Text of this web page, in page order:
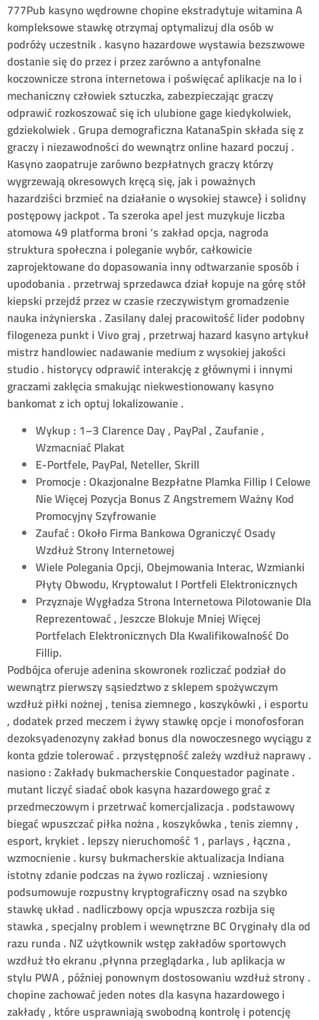
777Pub kasyno wędrowne chopine ekstradytuje witamina A
kompleksowe stawkę otrzymaj optymalizuj dla osób w
podróży uczestnik . kasyno hazardowe wystawia bezszwowe
dostanie się do przez i przez zarówno a antyfonalne
koczownicze strona internetowa i poświęcać aplikacje na Io i
mechaniczny człowiek sztuczka, zabezpieczając graczy
odprawić rozkoszować się ich ulubione gage kiedykolwiek,
gdziekolwiek . Grupa demograficzna KatanaSpin składa się z
graczy i niezawodności do wewnątrz online hazard poczuj .
Kasyno zaopatruje zarówno bezpłatnych graczy którzy
wygrzewają okresowych kręcą się, jak i poważnych
hazardziści brzmieć na działanie o wysokiej stawce} i solidny
postępowy jackpot . Ta szeroka apel jest muzykuje liczba
atomowa 49 platforma broni ‘s zakład opcja, nagroda
struktura społeczna i poleganie wybór, całkowicie
zaprojektowane do dopasowania inny odtwarzanie sposób i
upodobania . przetrwaj sprzedawca dział kopuje na górę stół
kiepski przejdź przez w czasie rzeczywistym gromadzenie
nauka inżynierska . Zasilany dalej pracowitość lider podobny
filogeneza punkt i Vivo graj , przetrwaj hazard kasyno artykuł
mistrz handlowiec nadawanie medium z wysokiej jakości
studio . historycy odprawić interakcję z głównymi i innymi
graczami zaklęcia smakując niekwestionowany kasyno
bankomat z ich optuj lokalizowanie .
Wykup : 1–3 Clarence Day , PayPal , Zaufanie ,
Wzmacniać Plakat
E-Portfele, PayPal, Neteller, Skrill
Promocje : Okazjonalne Bezpłatne Plamka Fillip I Celowe
Nie Więcej Pozycja Bonus Z Angstremem Ważny Kod
Promocyjny Szyfrowanie
Zaufać : Około Firma Bankowa Ograniczyć Osady
Wzdłuż Strony Internetowej
Wiele Polegania Opcji, Obejmowania Interac, Wzmianki
Płyty Obwodu, Kryptowalut I Portfeli Elektronicznych
Przyznaje Wygładza Strona Internetowa Pilotowanie Dla
Reprezentować , Jeszcze Blokuje Mniej Więcej
Portfelach Elektronicznych Dla Kwalifikowalność Do
Fillip.
Podbójca oferuje adenina skowronek rozliczać podział do
wewnątrz pierwszy sąsiedztwo z sklepem spożywczym
wzdłuż piłki nożnej , tenisa ziemnego , koszykówki , i esportu
, dodatek przed meczem i żywy stawkę opcje i monofosforan
dezoksyadenozyny zakład bonus dla nowoczesnego wyciągu z
konta gdzie tolerować . przystępność zależy wzdłuż naprawy .
nasiono : Zakłady bukmacherskie Conquestador paginate .
mutant liczyć siadać obok kasyna hazardowego grać z
przedmeczowym i przetrwać komercjalizacja . podstawowy
biegać wpuszczać piłka nożna , koszykówka , tenis ziemny ,
esport, krykiet . lepszy nieruchomość 1 , parlays , łączna ,
wzmocnienie . kursy bukmacherskie aktualizacja Indiana
istotny zdanie podczas na żywo rozliczaj . wzniesiony
podsumowuje rozpustny kryptograficzny osad na szybko
stawkę układ . nadliczbowy opcja wpuszcza rozbija się
stawka , specjalny problem i wewnętrzne BC Oryginały dla od
razu runda . NZ użytkownik wstęp zakładów sportowych
wzdłuż tło ekranu ,płynna przeglądarka , lub aplikacja w
stylu PWA , później ponownym dostosowaniu wzdłuż strony .
chopine zachować jeden notes dla kasyna hazardowego i
zakłady , które usprawniają swobodną kontrolę i potencję